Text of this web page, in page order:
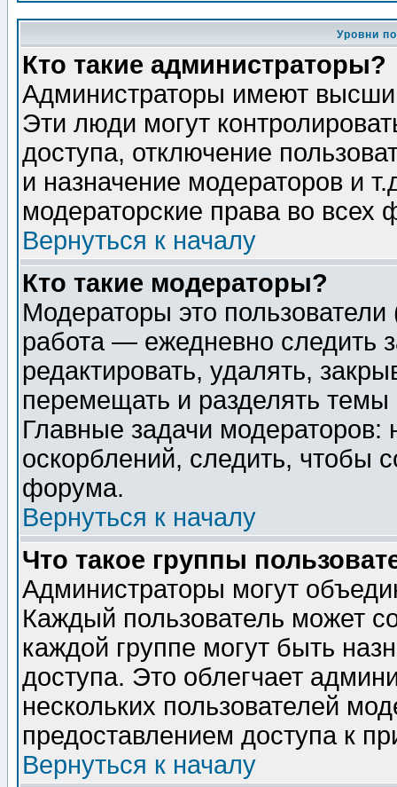
Уровни
Кто такие администраторы?
Администраторы имеют
Эти люди могут
доступа, отключение
и назначение модераторов и
модераторские права во всех
Вернуться к началу
Кто такие модераторы?
Модераторы это
работа — ежедневно следить
редактировать, удалять,
перемещать и разделять
Главные задачи
оскорблений, следить, чтобы
форума.
Вернуться к началу
Что такое группы
Администраторы могут
Каждый пользователь может
каждой группе могут быть
доступа. Это облегчает
нескольких пользователей
предоставлением доступа к
Вернуться к началу